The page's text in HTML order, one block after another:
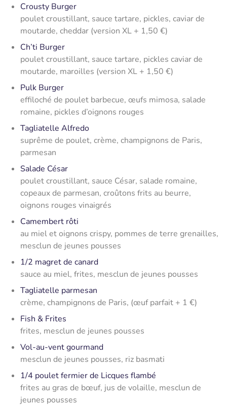
Crousty Burger
poulet croustillant, sauce tartare, pickles, caviar de
moutarde, cheddar (version XL + 1,50 €)
Ch’ti Burger
poulet croustillant, sauce tartare, pickles caviar de
moutarde, maroilles (version XL + 1,50 €)
Pulk Burger
effiloché de poulet barbecue, œufs mimosa, salade
romaine, pickles d’oignons rouges
Tagliatelle Alfredo
suprême de poulet, crème, champignons de Paris,
parmesan
Salade César
poulet croustillant, sauce César, salade romaine,
copeaux de parmesan, croûtons frits au beurre,
oignons rouges vinaigrés
Camembert rôti
au miel et oignons crispy, pommes de terre grenailles,
mesclun de jeunes pousses
1/2 magret de canard
sauce au miel, frites, mesclun de jeunes pousses
Tagliatelle parmesan
crème, champignons de Paris, (œuf parfait + 1 €)
Fish & Frites
frites, mesclun de jeunes pousses
Vol-au-vent gourmand
mesclun de jeunes pousses, riz basmati
1/4 poulet fermier de Licques flambé
frites au gras de bœuf, jus de volaille, mesclun de
jeunes pousses